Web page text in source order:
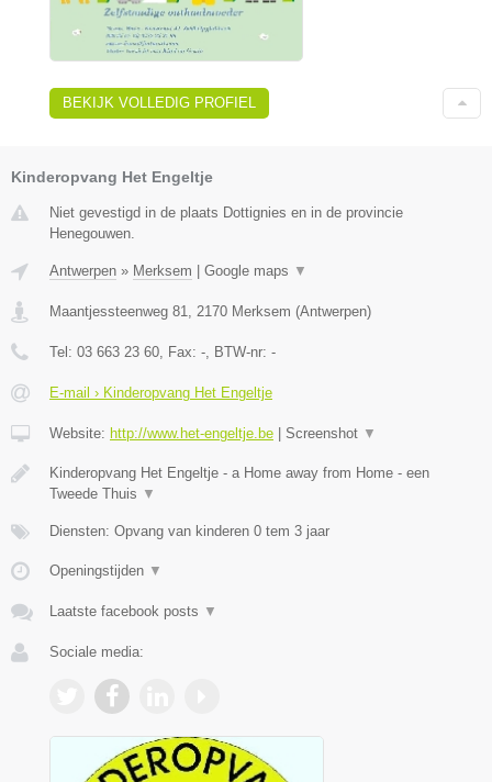
BEKIJK VOLLEDIG PROFIEL
Kinderopvang Het Engeltje
Niet gevestigd in de plaats Dottignies en in de provincie
Henegouwen.
Antwerpen » Merksem Google maps ▼
Maantjessteenweg 81, 2170 Merksem (Antwerpen)
Tel: 03 663 23 60, Fax: -, BTW-nr: -
E-mail › Kinderopvang Het Engeltje
Website: http://www.het-engeltje.be Screenshot ▼
Kinderopvang Het Engeltje - a Home away from Home - een
Tweede Thuis ▼
Diensten: Opvang van kinderen 0 tem 3 jaar
Openingstijden ▼
Laatste facebook posts ▼
Sociale media: